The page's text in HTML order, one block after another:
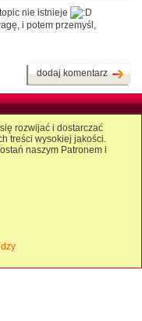
nie istnieje
i potem przemyśl,
dodaj komentarz
rozwijać i dostarczać
treści wysokiej jakości.
naszym Patronem i